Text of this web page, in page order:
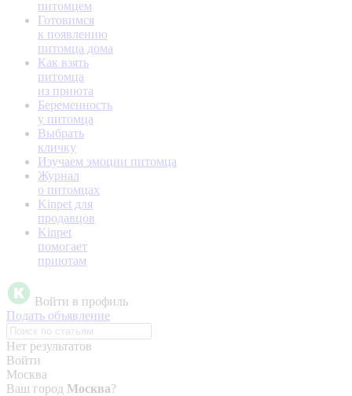
питомцем
Готовимся
к появлению
питомца дома
Как взять
питомца
из приюта
Беременность
у питомца
Выбрать
кличку
Изучаем эмоции питомца
Журнал
о питомцах
Kinpet для
продавцов
Kinpet
помогает
приютам
Войти в профиль
Подать объявление
Нет результатов
Войти
Москва
Ваш город Москва?